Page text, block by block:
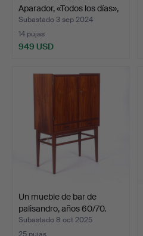
Aparador, «Todos los días»,
…
Subastado 3 sep 2024
14 pujas
949 USD
Un mueble de bar de
palisandro, años 60/70.
Subastado 8 oct 2025